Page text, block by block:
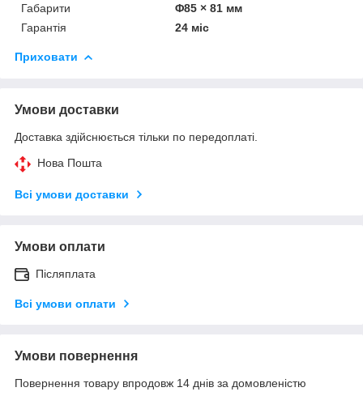
Габарити
Φ85 × 81 мм
Гарантія
24 міс
Приховати
Умови доставки
Доставка здійснюється тільки по передоплаті.
Нова Пошта
Всі умови доставки
Умови оплати
Післяплата
Всі умови оплати
Умови повернення
Повернення товару впродовж 14 днів за домовленістю